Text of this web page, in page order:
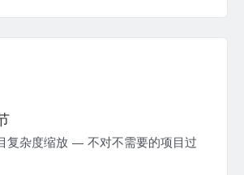
复杂度缩放 — 不对不需要的项目过